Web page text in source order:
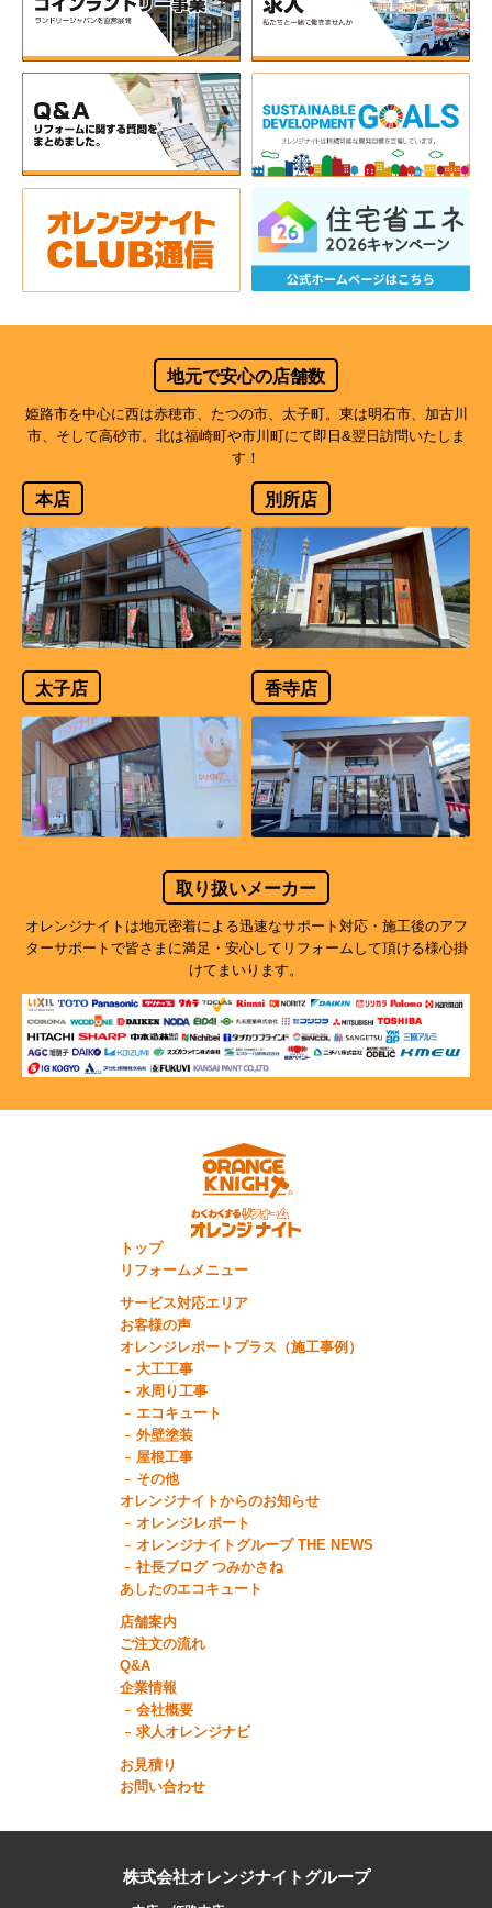
地元で安心の店舗数
姫路市を中心に西は赤穂市、たつの市、太子町。東は明石市、加古川
市、そして高砂市。北は福崎町や市川町にて即日&翌日訪問いたしま
す！
本店 別所店
太子店 香寺店
取り扱いメーカー
オレンジナイトは地元密着による迅速なサポート対応・施工後のアフ
ターサポートで皆さまに満足・安心してリフォームして頂ける様心掛
けてまいります。
トップ
リフォームメニュー
サービス対応エリア
お客様の声
オレンジレポートプラス（施工事例）
大工工事
水周り工事
エコキュート
外壁塗装
屋根工事
その他
オレンジナイトからのお知らせ
オレンジレポート
オレンジナイトグループ THE NEWS
社長ブログ つみかさね
あしたのエコキュート
店舗案内
ご注文の流れ
Q&A
企業情報
会社概要
求人オレンジナビ
お見積り
お問い合わせ
株式会社オレンジナイトグループ